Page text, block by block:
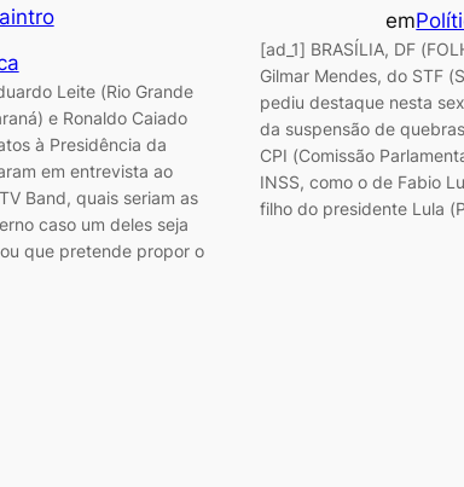
Leite (Rio Grande
e Ronaldo Caiado
à Presidência da
em entrevista ao
Band, quais seriam as
caso um deles seja
que pretende propor o
em
[ad_1] BRASÍLIA, DF
Gilmar Mendes, do STF
pediu destaque nesta
da suspensão de
CPI (Comissão
INSS, como o de Fabio
filho do presidente Lula